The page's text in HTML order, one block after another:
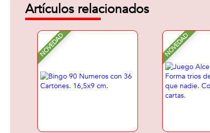
Artículos relacionados
NOVEDAD NOVEDAD